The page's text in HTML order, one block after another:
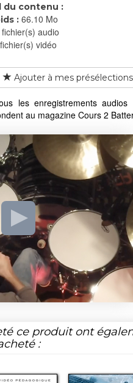
du contenu :
: 66.10 Mo
fichier(s) audio
fichier(s) vidéo
Ajouter à mes présélections
les enregistrements audios
au magazine Cours 2
ce produit ont
: